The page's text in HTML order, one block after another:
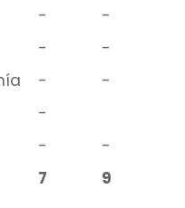
- -
- -
- -
-
- -
7 9